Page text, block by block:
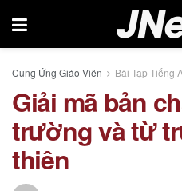
Cung Ứng Giáo Viên Bài Tập Tiếng
Giải mã bản
trường và từ
thiên